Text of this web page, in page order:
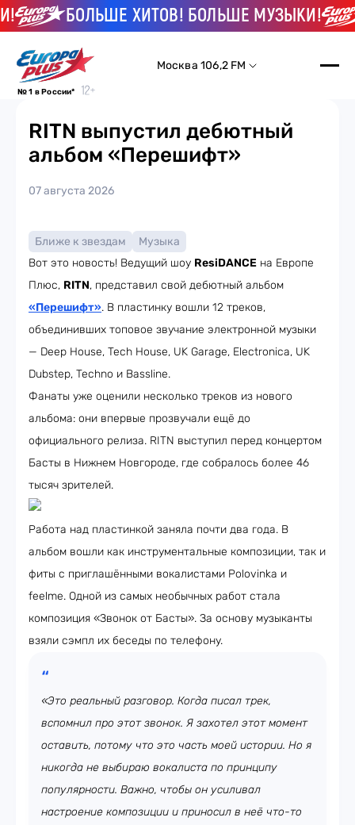
БОЛЬШЕ ХИТОВ! БОЛЬШЕ МУЗЫКИ!
№ 1 в России*
Москва 106,2 FM
RITN выпустил дебютный
альбом «Перешифт»
07 августа 2026
Ближе к звездам
Музыка
Вот это новость! Ведущий шоу ResiDANCE на Европе
Плюс, RITN, представил свой дебютный альбом
«Перешифт». В пластинку вошли 12 треков,
объединивших топовое звучание электронной музыки
— Deep House, Tech House, UK Garage, Electronica, UK
Dubstep, Techno и Bassline.
Фанаты уже оценили несколько треков из нового
альбома: они впервые прозвучали ещё до
официального релиза. RITN выступил перед концертом
Басты в Нижнем Новгороде, где собралось более 46
тысяч зрителей.
Работа над пластинкой заняла почти два года. В
альбом вошли как инструментальные композиции, так и
фиты с приглашёнными вокалистами Polovinka и
feelme. Одной из самых необычных работ стала
композиция «Звонок от Басты». За основу музыканты
взяли сэмпл их беседы по телефону.
«Это реальный разговор. Когда писал трек,
вспомнил про этот звонок. Я захотел этот момент
оставить, потому что это часть моей истории. Но я
никогда не выбираю вокалиста по принципу
популярности. Важно, чтобы он усиливал
настроение композиции и приносил в неё что-то